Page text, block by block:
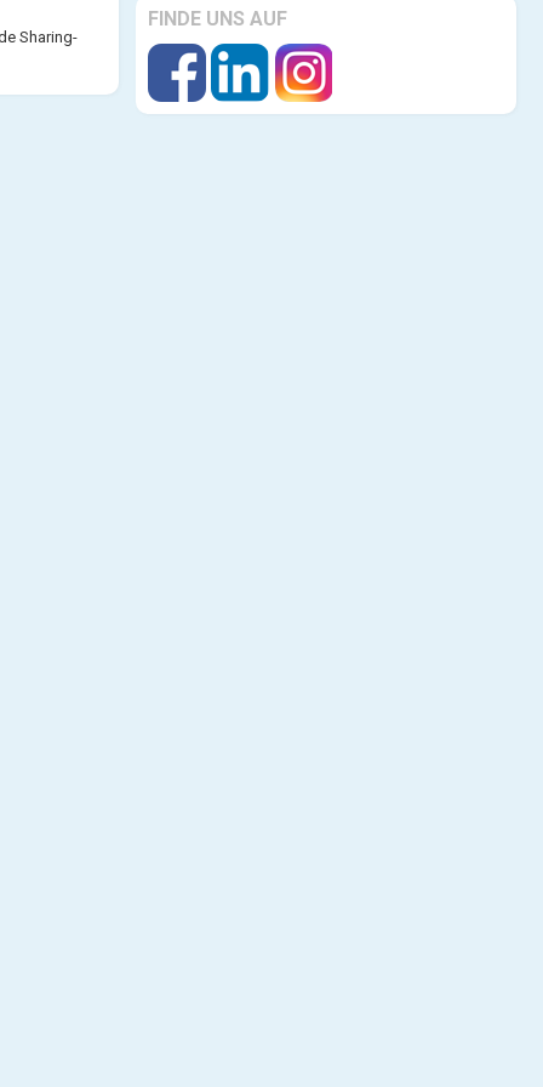
FINDE UNS AUF
Sharing-